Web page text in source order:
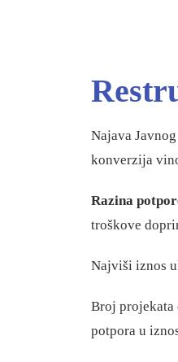
Najava
konverzija
Razina
troškove
Najviši iznos
Broj projekata
potpora u